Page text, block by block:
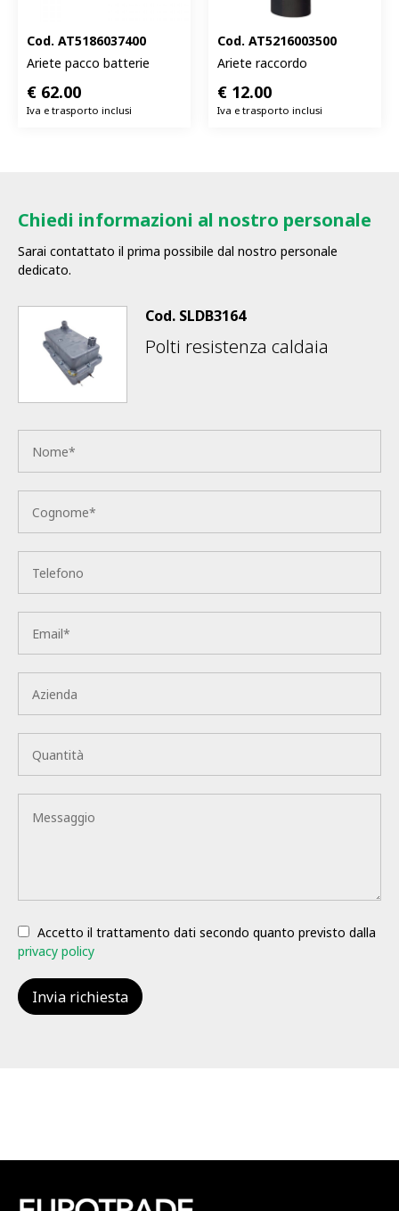
Cod. AT5186037400
Ariete pacco batterie
€ 62.00
Iva e trasporto inclusi
Cod. AT5216003500
Ariete raccordo
€ 12.00
Iva e trasporto inclusi
Chiedi informazioni al nostro personale
Sarai contattato il prima possibile dal nostro personale
dedicato.
Cod. SLDB3164
Polti resistenza caldaia
Accetto il trattamento dati secondo quanto previsto dalla
privacy policy